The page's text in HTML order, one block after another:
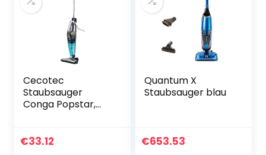
Cecotec
Staubsauger
Conga Popstar,
Hocheffizienzfilter,
€33.12
Quantum X
Staubsauger blau
€653.53